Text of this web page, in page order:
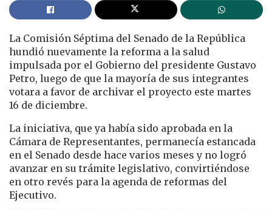
La Comisión Séptima del Senado de la República
hundió nuevamente la reforma a la salud
impulsada por el Gobierno del presidente Gustavo
Petro, luego de que la mayoría de sus integrantes
votara a favor de archivar el proyecto este martes
16 de diciembre.
La iniciativa, que ya había sido aprobada en la
Cámara de Representantes, permanecía estancada
en el Senado desde hace varios meses y no logró
avanzar en su trámite legislativo, convirtiéndose
en otro revés para la agenda de reformas del
Ejecutivo.